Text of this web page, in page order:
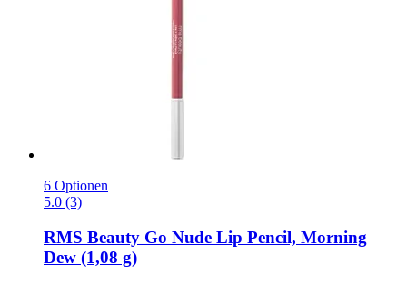
6 Optionen
5.0 (3)
RMS Beauty Go Nude Lip Pencil, Morning
Dew (1,08 g)